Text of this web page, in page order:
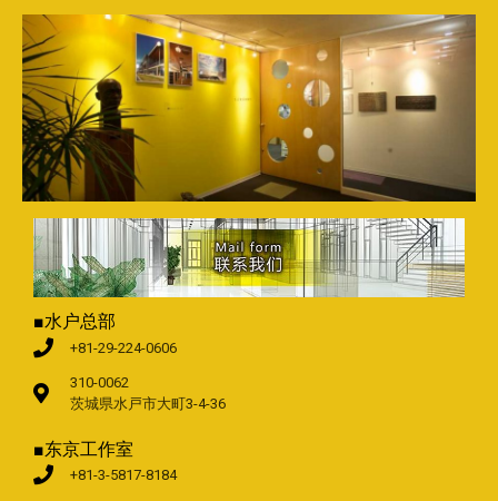
■水户总部
+81-29-224-0606
310-0062
茨城県水戸市大町3-4-36
■东京工作室
+81-3-5817-8184